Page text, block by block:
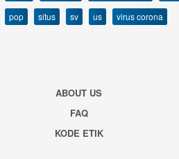
pop
situs sv us virus corona
ABOUT US
FAQ
KODE ETIK